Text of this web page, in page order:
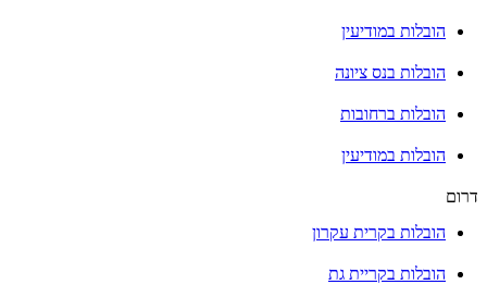
הובלות במודיעין
הובלות בנס ציונה
הובלות ברחובות
הובלות במודיעין
דרום
הובלות בקרית עקרון
הובלות בקריית גת